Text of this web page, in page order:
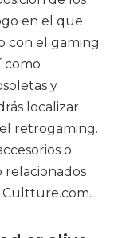
en el que
con el gaming
como
y
localizar
retrogaming.
o
relacionados
Cultture.com.